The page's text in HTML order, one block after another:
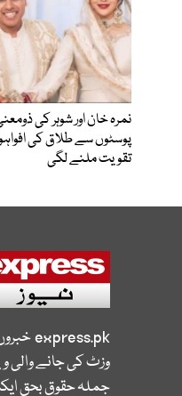
نمرہ خان اور شوہر کی
پوسٹوں سے طلاق کی
تقویت ملنے لگی
express.pk
وزٹ کی جانے والی
جملہ حقوق بحق